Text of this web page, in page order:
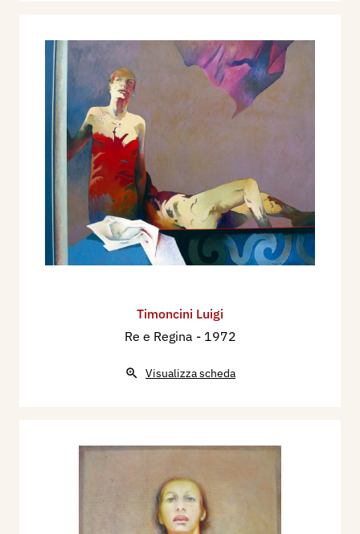
Timoncini Luigi
Re e Regina - 1972
Visualizza scheda